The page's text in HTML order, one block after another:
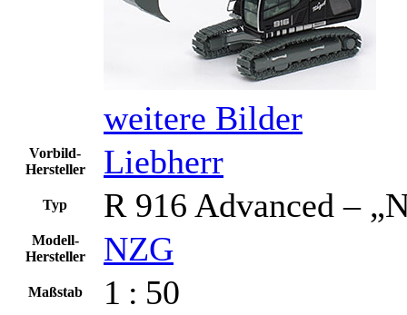
weitere Bilder
Vorbild-
Hersteller
Liebherr
Typ R 916 Advanced –
Modell-
Hersteller
NZG
Maßstab 1 : 50